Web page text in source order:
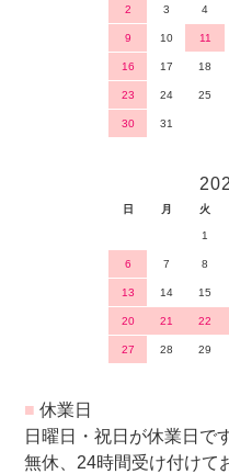
2 3 4
9 10 11
16 17 18
23 24 25
30 31
日 月 火
1
6 7 8
13 14 15
20 21 22
27 28 29
■ 休業日
日曜日・祝日が休業日で
無休、24時間受け付けて